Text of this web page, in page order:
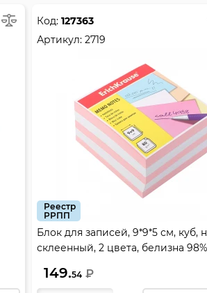
Код: 127363
Артикул: 2719
Реестр
РРПП
Блок для записей, 9*9*5 см, куб,
склеенный, 2 цвета, белизна
149.54 ₽